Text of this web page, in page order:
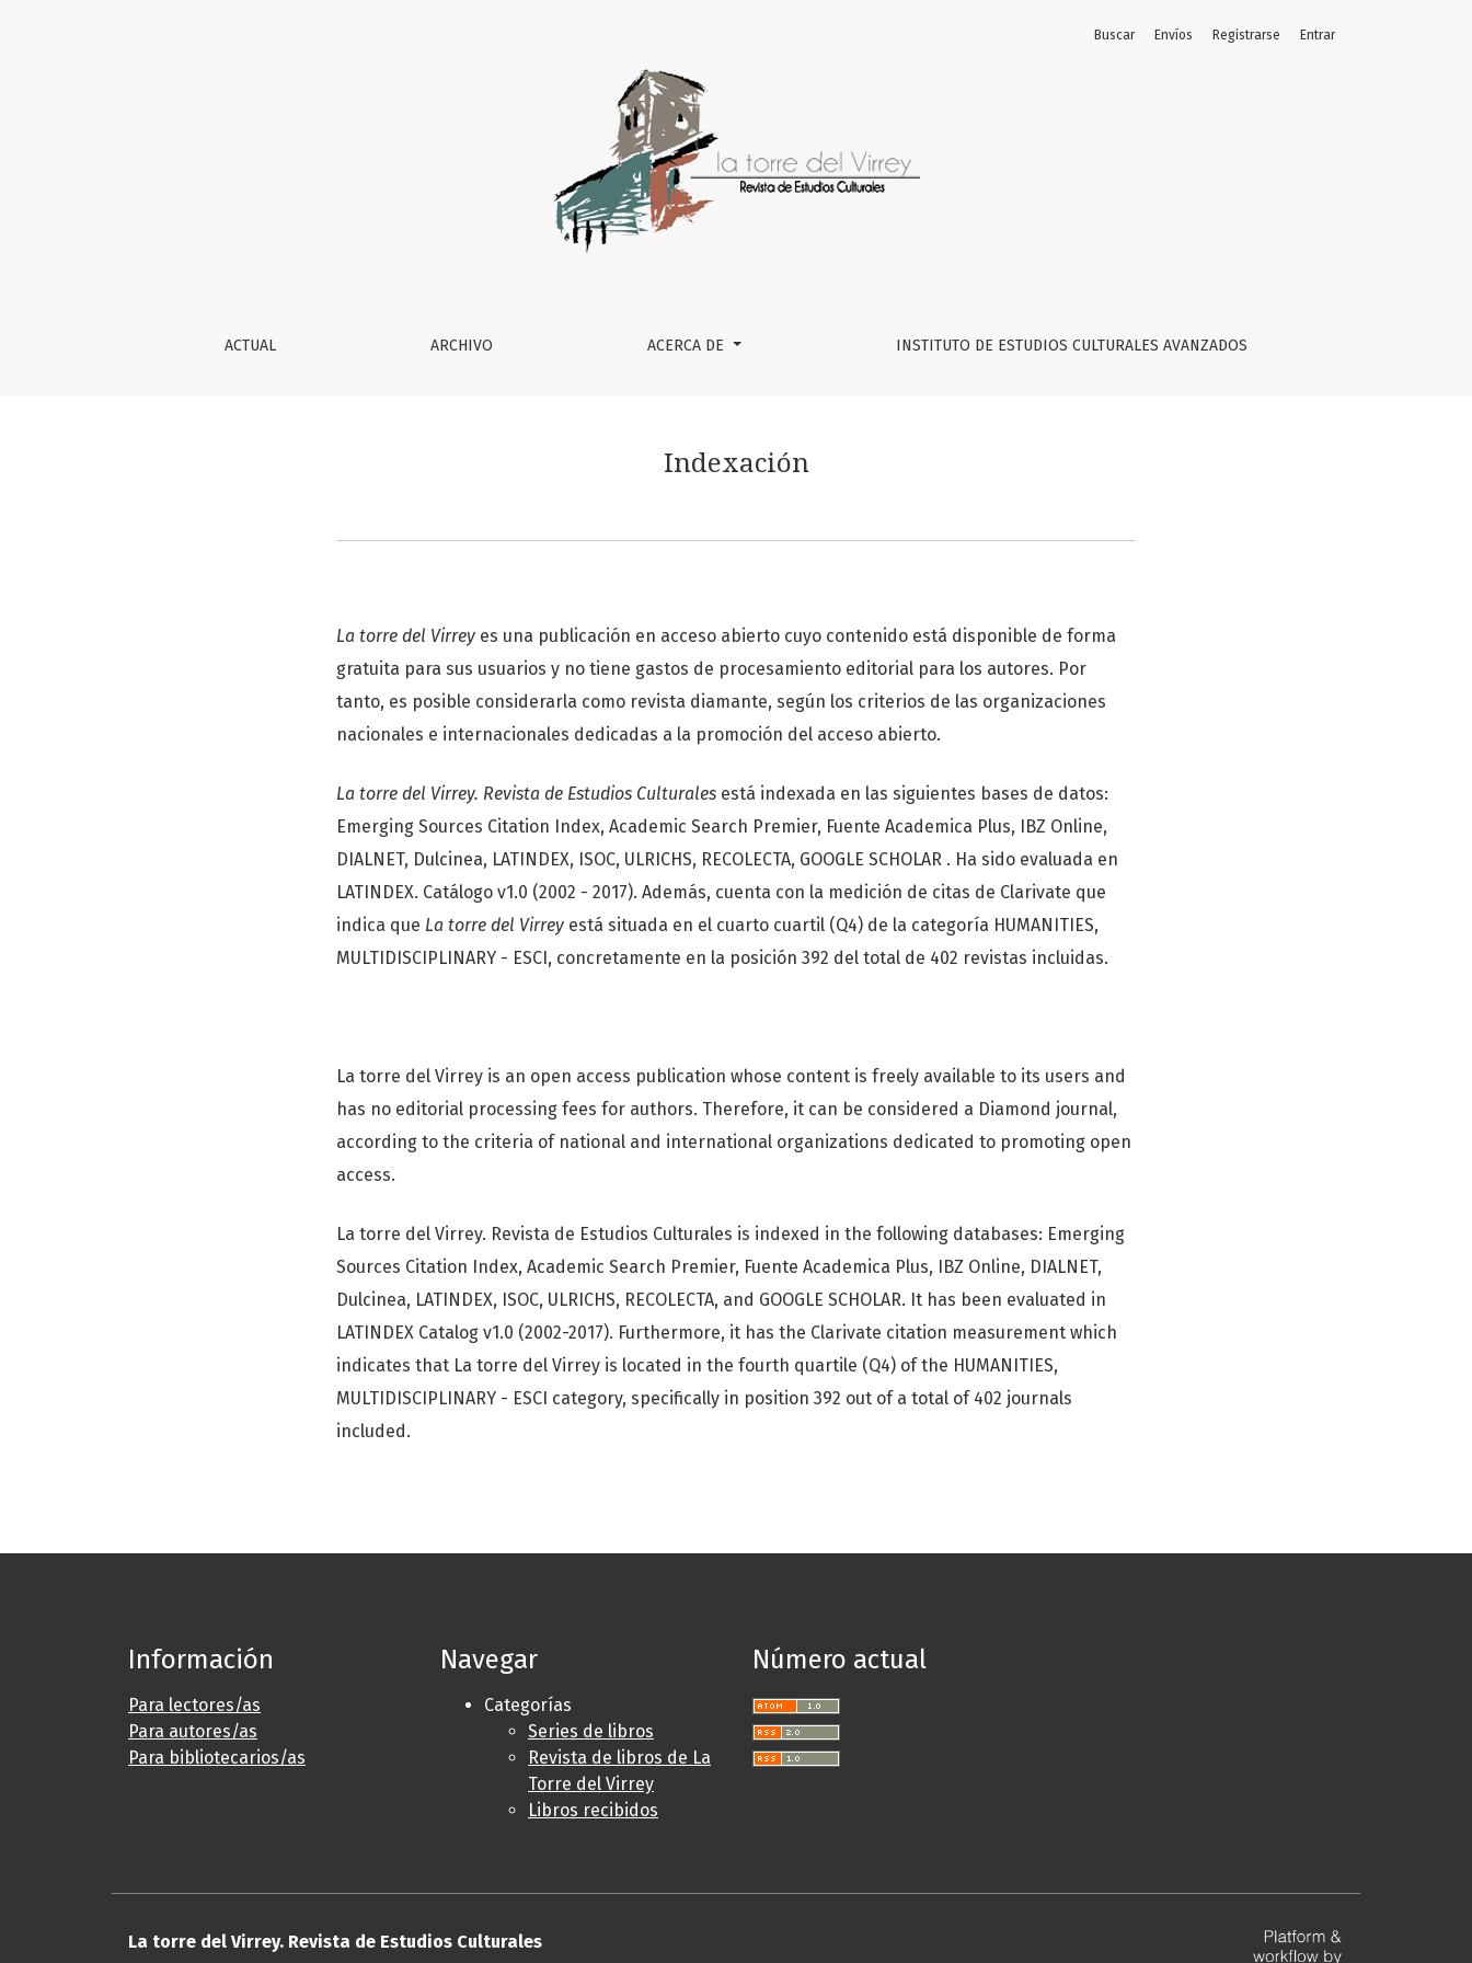
ACTUAL ARCHIVO ACERCA DE INSTITUTO DE ESTUDIOS CULTURALES AVANZADOS
Buscar Envíos Registrarse Entrar
Indexación
La torre del Virrey es una publicación en acceso abierto cuyo contenido está disponible de forma
gratuita para sus usuarios y no tiene gastos de procesamiento editorial para los autores. Por
tanto, es posible considerarla como revista diamante, según los criterios de las organizaciones
nacionales e internacionales dedicadas a la promoción del acceso abierto.
La torre del Virrey. Revista de Estudios Culturales está indexada en las siguientes bases de datos:
Emerging Sources Citation Index, Academic Search Premier, Fuente Academica Plus, IBZ Online,
DIALNET, Dulcinea, LATINDEX, ISOC, ULRICHS, RECOLECTA, GOOGLE SCHOLAR . Ha sido evaluada en
LATINDEX. Catálogo v1.0 (2002 - 2017). Además, cuenta con la medición de citas de Clarivate que
indica que La torre del Virrey está situada en el cuarto cuartil (Q4) de la categoría HUMANITIES,
MULTIDISCIPLINARY - ESCI, concretamente en la posición 392 del total de 402 revistas incluidas.
La torre del Virrey is an open access publication whose content is freely available to its users and
has no editorial processing fees for authors. Therefore, it can be considered a Diamond journal,
according to the criteria of national and international organizations dedicated to promoting open
access.
La torre del Virrey. Revista de Estudios Culturales is indexed in the following databases: Emerging
Sources Citation Index, Academic Search Premier, Fuente Academica Plus, IBZ Online, DIALNET,
Dulcinea, LATINDEX, ISOC, ULRICHS, RECOLECTA, and GOOGLE SCHOLAR. It has been evaluated in
LATINDEX Catalog v1.0 (2002-2017). Furthermore, it has the Clarivate citation measurement which
indicates that La torre del Virrey is located in the fourth quartile (Q4) of the HUMANITIES,
MULTIDISCIPLINARY - ESCI category, specifically in position 392 out of a total of 402 journals
included.
Información
Para lectores/as
Para autores/as
Para bibliotecarios/as
Navegar
Categorías
Series de libros
Revista de libros de La
Torre del Virrey
Libros recibidos
Número actual
La torre del Virrey. Revista de Estudios Culturales